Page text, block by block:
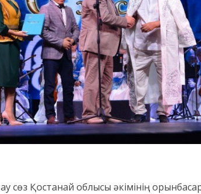
сөз Қостанай облысы әкімінің